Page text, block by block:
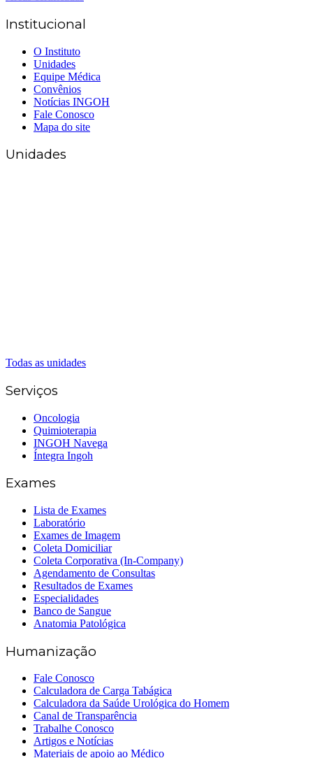
Institucional
O Instituto
Unidades
Equipe Médica
Convênios
Notícias INGOH
Fale Conosco
Mapa do site
Unidades
Todas as unidades
Serviços
Oncologia
Quimioterapia
INGOH Navega
Íntegra Ingoh
Exames
Lista de Exames
Laboratório
Exames de Imagem
Coleta Domiciliar
Coleta Corporativa (In-Company)
Agendamento de Consultas
Resultados de Exames
Especialidades
Banco de Sangue
Anatomia Patológica
Humanização
Fale Conosco
Calculadora de Carga Tabágica
Calculadora da Saúde Urológica do Homem
Canal de Transparência
Trabalhe Conosco
Artigos e Notícias
Materiais de apoio ao Médico